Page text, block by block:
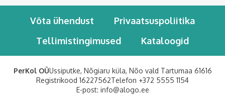
Võta ühendust
Privaatsuspoliitika
Tellimistingimused
Kataloogid
PerKol OÜUssiputke, Nõgiaru küla, Nõo vald Tartumaa 61616
Registrikood 16227562Telefon +372 5555 1154
E-post: info@alogo.ee